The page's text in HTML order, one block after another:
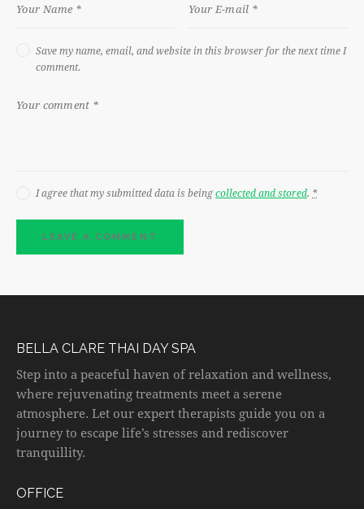
Save my name, email, and website in this browser for the next time I
comment.
I agree that my submitted data is beingcollected and stored. *
BELLA CLARE THAI DAY SPA
Step into a peaceful haven of relaxation and wellness,
where rejuvenating treatments meet a serene
atmosphere. Let our expert therapists guide you on a
journey to escape life’s stresses and rediscover
tranquillity.
OFFICE